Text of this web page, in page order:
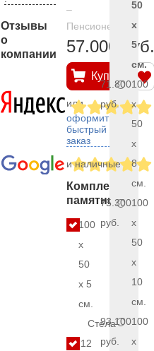
Отзывы
о
компании
–
Пенсионерам
57.000 руб.
Купить
или
оформить
быстрый
заказ
и наличные
Комплект
памятника
100
x
50
x 5
см.
Стела
12
50
x
5
см.
71.800
руб.
100
x
50
x
8
см.
75.300
руб.
100
x
50
x
10
см.
93.100
руб.
100
x